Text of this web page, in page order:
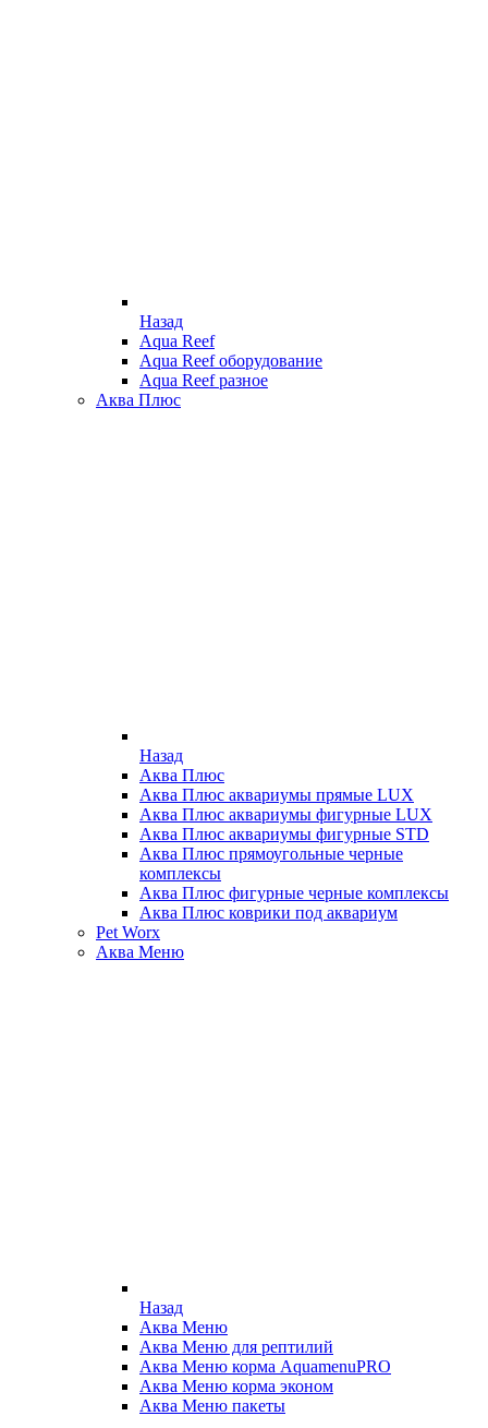
Назад
Aqua Reef
Aqua Reef оборудование
Aqua Reef разное
Аква Плюс
Назад
Аква Плюс
Аква Плюс аквариумы прямые LUX
Аква Плюс аквариумы фигурные LUX
Аква Плюс аквариумы фигурные STD
Аква Плюс прямоугольные черные
комплексы
Аква Плюс фигурные черные комплексы
Аква Плюс коврики под аквариум
Pet Worx
Аква Меню
Назад
Аква Меню
Аква Меню для рептилий
Аква Меню корма AquamenuPRO
Аква Меню корма эконом
Аква Меню пакеты